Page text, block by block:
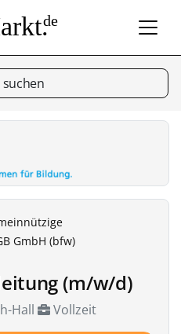
de
suchen
GmbH (bfw)
(m/w/d)
Hall Vollzeit